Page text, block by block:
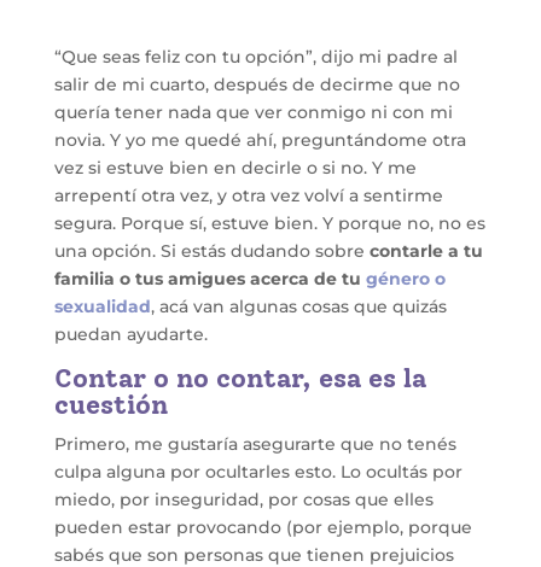
“Que seas feliz con tu opción”, dijo mi padre al
salir de mi cuarto, después de decirme que no
quería tener nada que ver conmigo ni con mi
novia. Y yo me quedé ahí, preguntándome otra
vez si estuve bien en decirle o si no. Y me
arrepentí otra vez, y otra vez volví a sentirme
segura. Porque sí, estuve bien. Y porque no, no es
una opción. Si estás dudando sobre contarle a tu
familia o tus amigues acerca de tu género o
sexualidad, acá van algunas cosas que quizás
puedan ayudarte.
Contar o no contar, esa es la
cuestión
Primero, me gustaría asegurarte que no tenés
culpa alguna por ocultarles esto. Lo ocultás por
miedo, por inseguridad, por cosas que elles
pueden estar provocando (por ejemplo, porque
sabés que son personas que tienen prejuicios